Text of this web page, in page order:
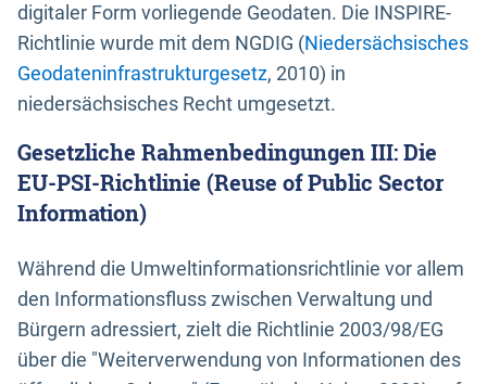
digitaler Form vorliegende Geodaten. Die INSPIRE-
Richtlinie wurde mit dem NGDIG (Niedersächsisches
Geodateninfrastrukturgesetz, 2010) in
niedersächsisches Recht umgesetzt.
Gesetzliche Rahmenbedingungen III: Die
EU-PSI-Richtlinie (Reuse of Public Sector
Information)
Während die Umweltinformationsrichtlinie vor allem
den Informationsfluss zwischen Verwaltung und
Bürgern adressiert, zielt die Richtlinie 2003/98/EG
über die "Weiterverwendung von Informationen des